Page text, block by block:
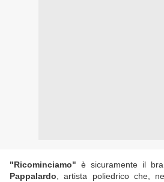
"Ricominciamo" è sicuramente il
Pappalardo , artista poliedrico che,